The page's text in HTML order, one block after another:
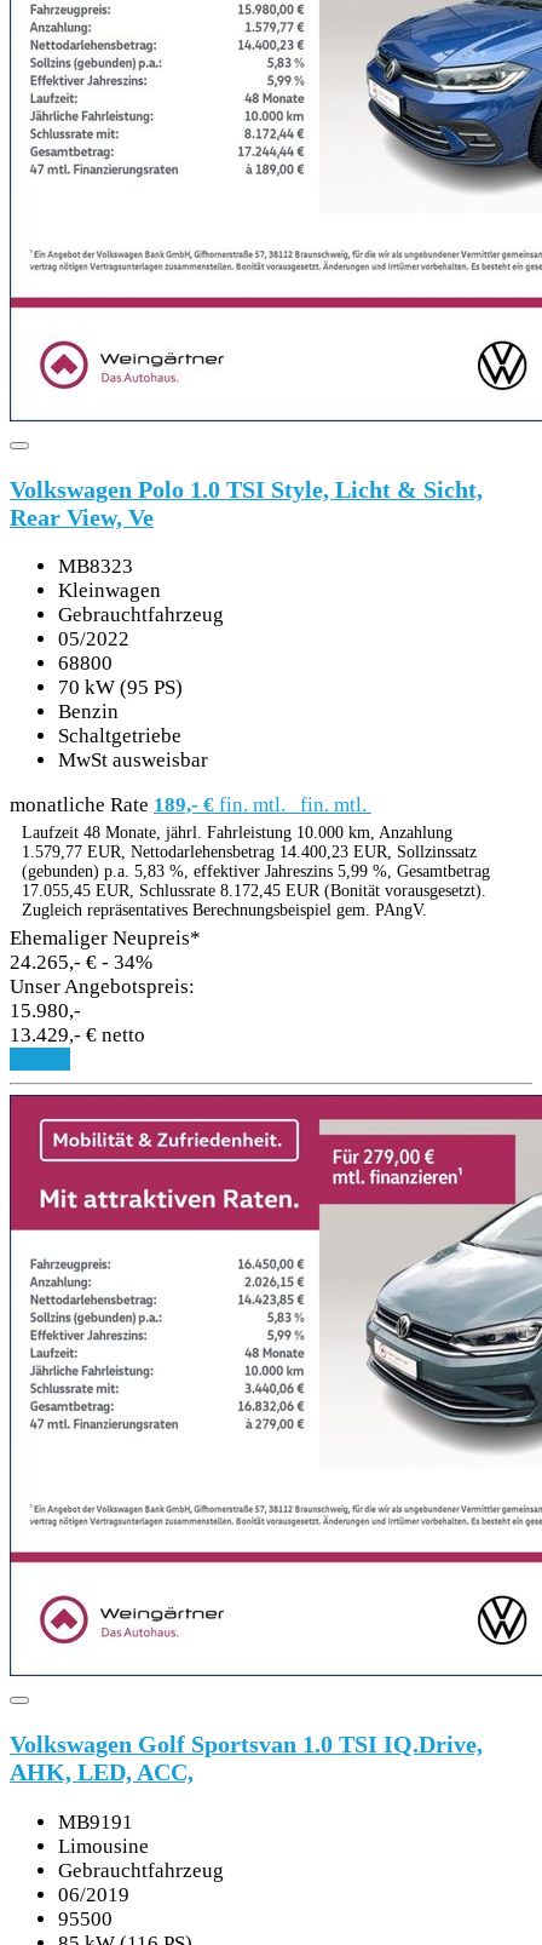
Volkswagen Polo 1.0 TSI Style, Licht & Sicht,
Rear View, Ve
MB8323
Kleinwagen
Gebrauchtfahrzeug
05/2022
68800
70 kW (95 PS)
Benzin
Schaltgetriebe
MwSt ausweisbar
monatliche Rate 189,- € fin. mtl. fin. mtl.
Laufzeit 48 Monate, jährl. Fahrleistung 10.000 km, Anzahlung
1.579,77 EUR, Nettodarlehensbetrag 14.400,23 EUR, Sollzinssatz
(gebunden) p.a. 5,83 %, effektiver Jahreszins 5,99 %, Gesamtbetrag
17.055,45 EUR, Schlussrate 8.172,45 EUR (Bonität vorausgesetzt).
Zugleich repräsentatives Berechnungsbeispiel gem. PAngV.
Ehemaliger Neupreis*
24.265,- € - 34%
Unser Angebotspreis:
15.980,-
13.429,- € netto
Volkswagen Golf Sportsvan 1.0 TSI IQ.Drive,
AHK, LED, ACC,
MB9191
Limousine
Gebrauchtfahrzeug
06/2019
95500